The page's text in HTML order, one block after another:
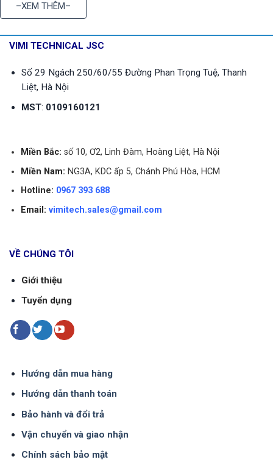
–XEM THÊM–
VIMI TECHNICAL JSC
Số 29 Ngách 250/60/55 Đường Phan Trọng Tuệ, Thanh
Liệt, Hà Nội
MST: 0109160121
Miền Bắc: số 10, Ơ2, Linh Đàm, Hoàng Liệt, Hà Nội
Miền Nam: NG3A, KDC ấp 5, Chánh Phú Hòa, HCM
Hotline: 0967 393 688
Email: vimitech.sales@gmail.com
VỀ CHÚNG TÔI
Giới thiệu
Tuyển dụng
Hướng dẫn mua hàng
Hướng dẫn thanh toán
Bảo hành và đổi trả
Vận chuyển và giao nhận
Chính sách bảo mật